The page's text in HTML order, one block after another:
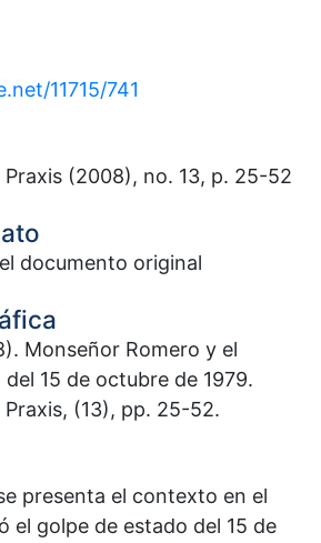
11715/741
Praxis (2008), no. 13, p. 25-52
documento original
Monseñor Romero y el
15 de octubre de 1979.
(13), pp. 25-52.
presenta el contexto en el
el golpe de estado del 15 de